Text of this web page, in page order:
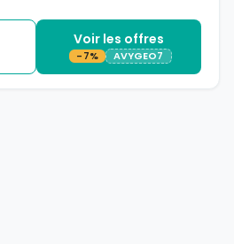
Voir les offres
-7% AVYGEO7